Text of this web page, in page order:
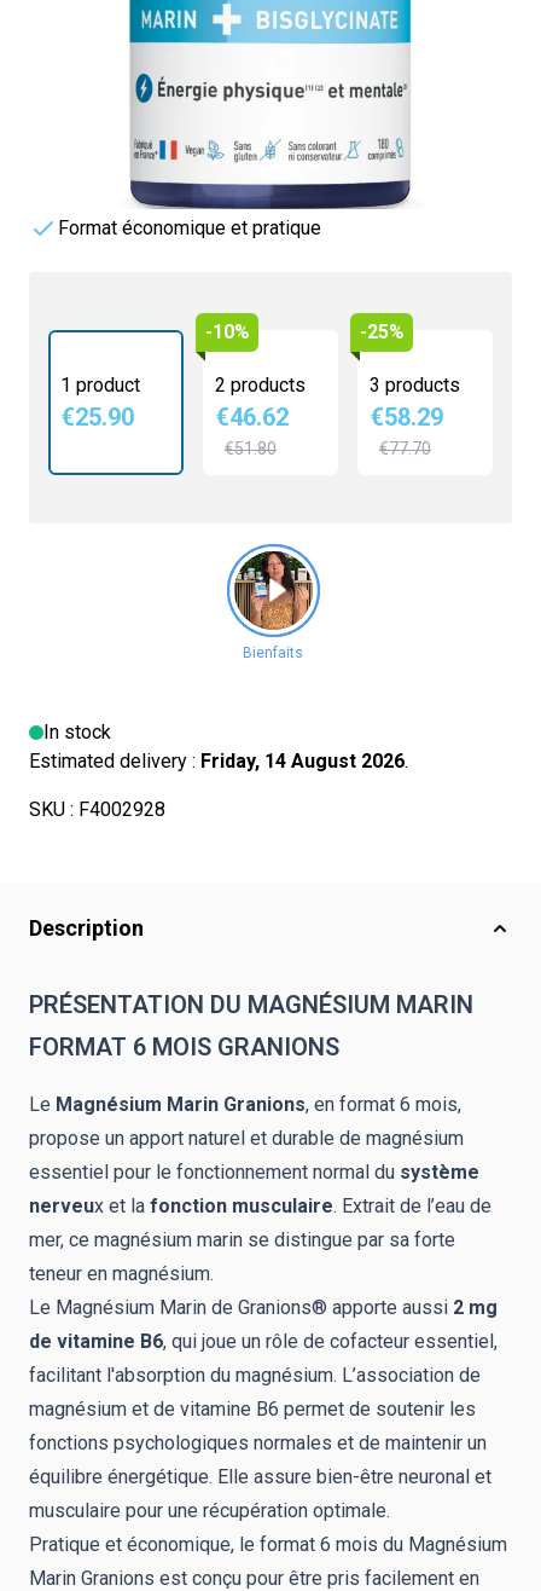
Plus d'énergie physique et mentale
€25.90
Soutien du Système Nerveux et Musculaire
Haute Biodisponibilité et Absorption
Format économique et pratique
1 product
€25.90
-10%
2 products
€46.62
€51.80
-25%
3 products
€58.29
€77.70
In stock
Estimated delivery : Friday, 14 August 2026.
SKU : F4002928
Description
PRÉSENTATION DU MAGNÉSIUM MARIN
FORMAT 6 MOIS GRANIONS
Le Magnésium Marin Granions, en format 6 mois,
propose un apport naturel et durable de magnésium
essentiel pour le fonctionnement normal du système
nerveux et la fonction musculaire. Extrait de l’eau de
mer, ce magnésium marin se distingue par sa forte
teneur en magnésium.
Le Magnésium Marin de Granions® apporte aussi 2 mg
de vitamine B6, qui joue un rôle de cofacteur essentiel,
facilitant l'absorption du magnésium. L’association de
magnésium et de vitamine B6 permet de soutenir les
fonctions psychologiques normales et de maintenir un
équilibre énergétique. Elle assure bien-être neuronal et
musculaire pour une récupération optimale.
Pratique et économique, le format 6 mois du Magnésium
Marin Granions est conçu pour être pris facilement en